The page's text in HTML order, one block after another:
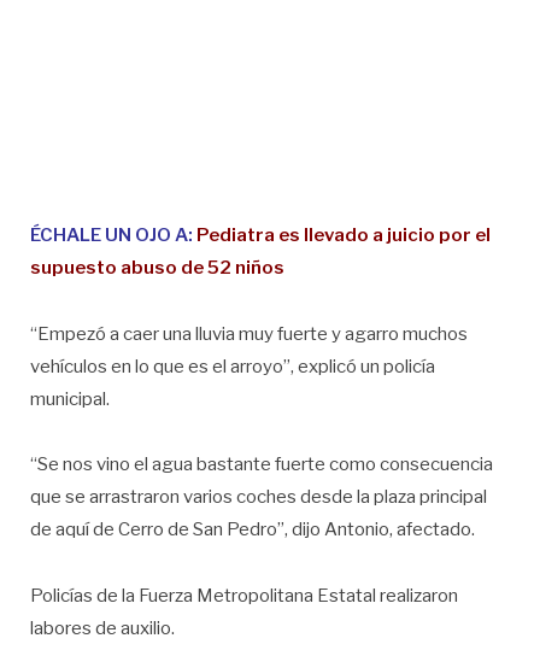
ÉCHALE UN OJO A: Pediatra es llevado a juicio por el
supuesto abuso de 52 niños
“Empezó a caer una lluvia muy fuerte y agarro muchos
vehículos en lo que es el arroyo”, explicó un policía
municipal.
“Se nos vino el agua bastante fuerte como consecuencia
que se arrastraron varios coches desde la plaza principal
de aquí de Cerro de San Pedro”, dijo Antonio, afectado.
Policías de la Fuerza Metropolitana Estatal realizaron
labores de auxilio.